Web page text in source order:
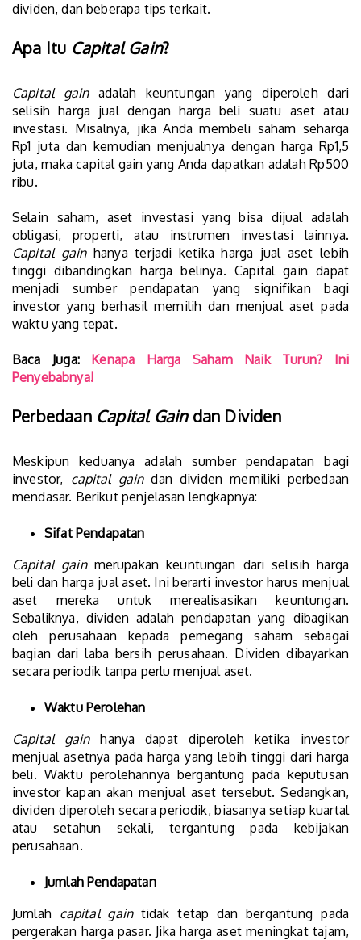
dividen, dan beberapa tips terkait.
Apa Itu Capital Gain?
Capital gainadalah keuntungan yang diperoleh dari
selisih harga jual dengan harga beli suatu aset atau
investasi. Misalnya, jika Anda membeli saham seharga
Rp1 juta dan kemudian menjualnya dengan harga Rp1,5
juta, maka capital gain yang Anda dapatkan adalah Rp500
ribu.
Selain saham, aset investasi yang bisa dijual adalah
obligasi, properti, atau instrumen investasi lainnya.
Capital gainhanya terjadi ketika harga jual aset lebih
tinggi dibandingkan harga belinya. Capital gain dapat
menjadi sumber pendapatan yang signifikan bagi
investor yang berhasil memilih dan menjual aset pada
waktu yang tepat.
Baca Juga: Kenapa Harga Saham Naik Turun? Ini
Penyebabnya!
Perbedaan Capital Gaindan Dividen
Meskipun keduanya adalah sumber pendapatan bagi
investor, capital gaindan dividen memiliki perbedaan
mendasar. Berikut penjelasan lengkapnya:
Sifat Pendapatan
Capital gainmerupakan keuntungan dari selisih harga
beli dan harga jual aset. Ini berarti investor harus menjual
aset mereka untuk merealisasikan keuntungan.
Sebaliknya, dividen adalah pendapatan yang dibagikan
oleh perusahaan kepada pemegang saham sebagai
bagian dari laba bersih perusahaan. Dividen dibayarkan
secara periodik tanpa perlu menjual aset.
Waktu Perolehan
Capital gainhanya dapat diperoleh ketika investor
menjual asetnya pada harga yang lebih tinggi dari harga
beli. Waktu perolehannya bergantung pada keputusan
investor kapan akan menjual aset tersebut. Sedangkan,
dividen diperoleh secara periodik, biasanya setiap kuartal
atau setahun sekali, tergantung pada kebijakan
perusahaan.
Jumlah Pendapatan
Jumlah capital gain tidak tetap dan bergantung pada
pergerakan harga pasar. Jika harga aset meningkat tajam,